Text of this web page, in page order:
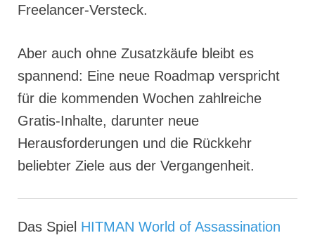
Freelancer-Versteck.
Aber auch ohne Zusatzkäufe bleibt es
spannend: Eine neue Roadmap verspricht
für die kommenden Wochen zahlreiche
Gratis-Inhalte, darunter neue
Herausforderungen und die Rückkehr
beliebter Ziele aus der Vergangenheit.
Das Spiel HITMAN World of Assassination